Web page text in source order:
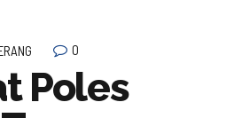
0
Poles